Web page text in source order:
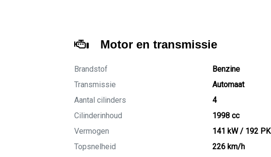
Motor en transmissie
Brandstof
Benzine
Transmissie
Automaat
Aantal cilinders
4
Cilinderinhoud
1998 cc
Vermogen
141 kW / 192 PK
Topsnelheid
226 km/h